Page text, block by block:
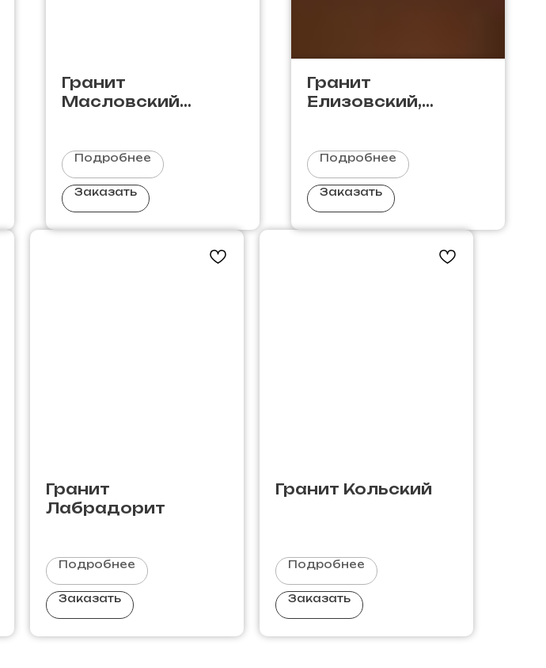
Гранит
Масловский
Подробнее
Заказать
Гранит
Елизовский,
Подробнее
Заказать
Гранит
Лабрадорит
Подробнее
Заказать
Гранит Кольский
Подробнее
Заказать